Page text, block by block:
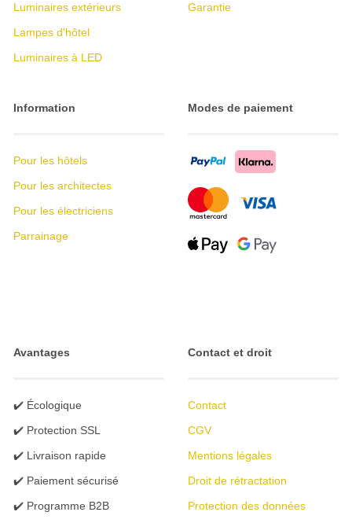
Luminaires extérieurs
Lampes d'hôtel
Luminaires à LED
Garantie
Information
Pour les hôtels
Pour les architectes
Pour les électriciens
Parrainage
Modes de paiement
Avantages
✔️ Écologique
✔️ Protection SSL
✔️ Livraison rapide
✔️ Paiement sécurisé
✔️ Programme B2B
Contact et droit
Contact
CGV
Mentions légales
Droit de rétractation
Protection des données